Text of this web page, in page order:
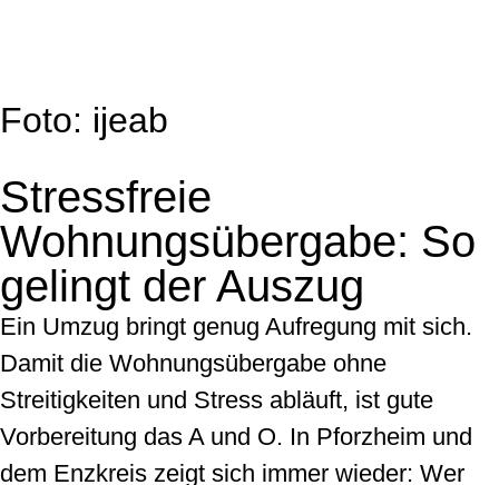
Foto: ijeab
Stressfreie
Wohnungsübergabe: So
gelingt der Auszug
Ein Umzug bringt genug Aufregung mit sich.
Damit die Wohnungsübergabe ohne
Streitigkeiten und Stress abläuft, ist gute
Vorbereitung das A und O. In Pforzheim und
dem Enzkreis zeigt sich immer wieder: Wer